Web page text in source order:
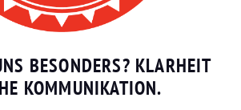
BESONDERS? KLARHEIT
KOMMUNIKATION.